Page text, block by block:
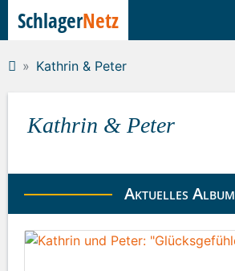
Kathrin & Peter
Kathrin & Peter
Aktuelles Album
SchlagerNetz